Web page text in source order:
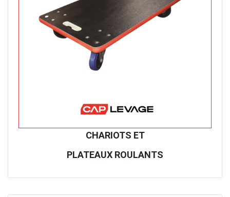
CHARIOTS ET
PLATEAUX ROULANTS